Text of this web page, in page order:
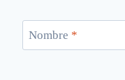
Nombre *